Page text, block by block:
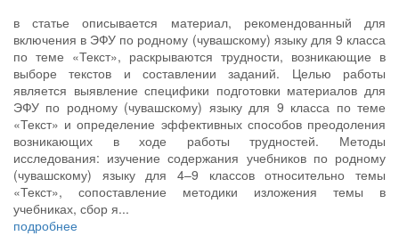
в статье описывается материал, рекомендованный для
включения в ЭФУ по родному (чувашскому) языку для 9 класса
по теме «Текст», раскрываются трудности, возникающие в
выборе текстов и составлении заданий. Целью работы
является выявление специфики подготовки материалов для
ЭФУ по родному (чувашскому) языку для 9 класса по теме
«Текст» и определение эффективных способов преодоления
возникающих в ходе работы трудностей. Методы
исследования: изучение содержания учебников по родному
(чувашскому) языку для 4–9 классов относительно темы
«Текст», сопоставление методики изложения темы в
учебниках, сбор я...
подробнее